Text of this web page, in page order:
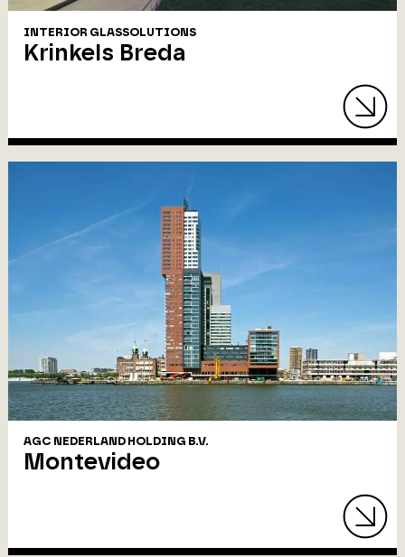
INTERIOR GLASSOLUTIONS
Krinkels Breda
AGC NEDERLAND HOLDING B.V.
Montevideo